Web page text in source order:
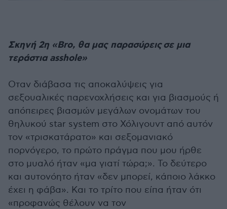
Σκηνή 2η «Bro, θα μας παρασύρεις σε μια
τεράστια asshole»
Οταν διάβασα τις αποκαλύψεις για
σεξουαλικές παρενοχλήσεις και για βιασμούς ή
απόπειρες βιασμών μεγάλων ονομάτων του
θηλυκού star system στο Χόλιγουντ από αυτόν
τον «τρισκατάρατο» και σεξομανιακό
πορνόγερο, το πρώτο πράγμα που μου ήρθε
στο μυαλό ήταν «μα γιατί τώρα;». Το δεύτερο
και αυτονόητο ήταν «δεν μπορεί, κάποιο λάκκο
έχει η φάβα». Και το τρίτο που είπα ήταν ότι
«προφανώς θέλουν να τον